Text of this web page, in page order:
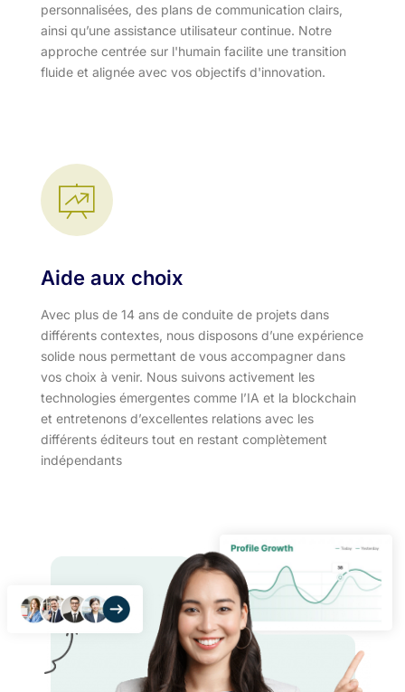
personnalisées, des plans de communication clairs,
ainsi qu’une assistance utilisateur continue. Notre
approche centrée sur l'humain facilite une transition
fluide et alignée avec vos objectifs d'innovation.​
Aide aux choix
Avec plus de 14 ans de conduite de projets dans
différents contextes, nous disposons d’une expérience
solide nous permettant de vous accompagner dans
vos choix à venir. Nous suivons activement les
technologies émergentes comme l’IA et la blockchain
et entretenons d’excellentes relations avec les
différents éditeurs tout en restant complètement
indépendants